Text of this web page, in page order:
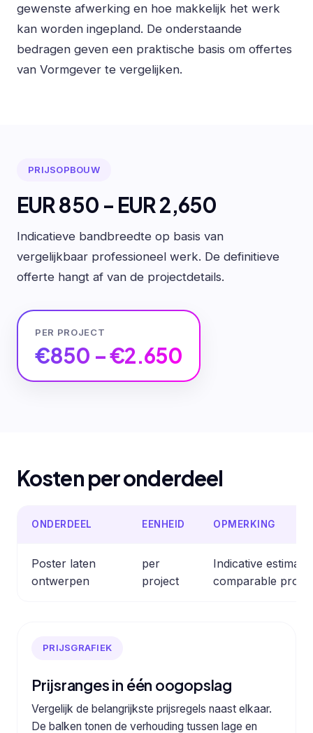
gewenste afwerking en hoe makkelijk het werk
kan worden ingepland. De onderstaande
bedragen geven een praktische basis om offertes
van Vormgever te vergelijken.
PRIJSOPBOUW
EUR 850 - EUR 2,650
Indicatieve bandbreedte op basis van
vergelijkbaar professioneel werk. De definitieve
offerte hangt af van de projectdetails.
PER PROJECT
€850 – €2.650
Kosten per onderdeel
ONDERDEEL EENHEID OPMERKING
Poster laten
ontwerpen
per
project
Indicative
comparable
PRIJSGRAFIEK
Prijsranges in één oogopslag
Vergelijk de belangrijkste prijsregels naast elkaar.
De balken tonen de verhouding tussen lage en